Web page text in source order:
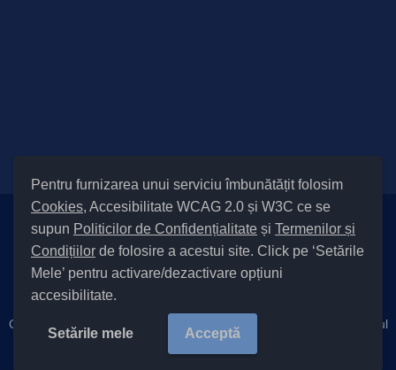
Pentru furnizarea unui serviciu îmbunătățit folosim
Cookies, Accesibilitate WCAG 2.0 și W3C ce se
supun Politicilor de Confidențialitate și Termenilor și
Condițiilor de folosire a acestui site. Click pe ‘Setările
Mele’ pentru activare/dezactivare opțiuni
accesibilitate.
Setările mele Acceptă
Setări Cookies și Accesibilitate
Informare cu privire la prelucrarea datelor|Politică de utilizare
| Termeni și condiții de utilizare a site-ului
Cod Județ 4 / Județul Bacău / Tipul UAT – 14 – C – Comună / Codul
SIRUTA al Unității Administrativ-Teritoriale 22576 / Filipești